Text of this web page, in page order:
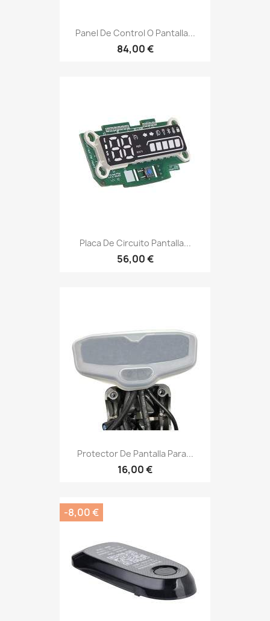
Panel De Control O Pantalla...
84,00 €
Placa De Circuito Pantalla...
56,00 €
Protector De Pantalla Para...
16,00 €
-8,00 €